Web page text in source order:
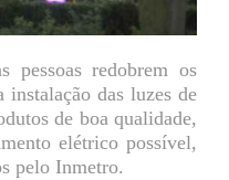
pessoas redobrem os
instalação das luzes de
de boa qualidade,
elétrico possível,
pelo Inmetro.